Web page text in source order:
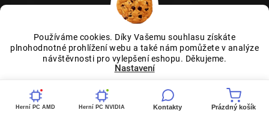
Používáme cookies. Díky Vašemu souhlasu získáte
plnohodnotné prohlížení webu a také nám pomůžete v analýze
návštěvnosti pro vylepšení eshopu. Děkujeme.
Nastavení
a
ODEBÍRAT NEWSLETTER
Vložte svůj e-mail a my vám budeme zasílat informace o nových
produktech na našem e-shopu.
E-MAIL
Herní PC AMD Herní PC NVIDIA Kontakty Prázdný košík